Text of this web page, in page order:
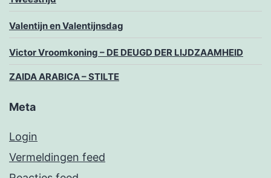
Valentijn en Valentijnsdag
Victor Vroomkoning – DE DEUGD DER LIJDZAAMHEID
ZAIDA ARABICA – STILTE
Meta
Login
Vermeldingen feed